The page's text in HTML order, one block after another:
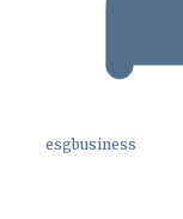
esgbusiness